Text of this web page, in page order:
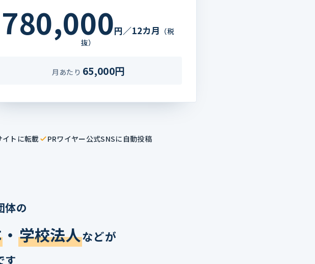
780,000円／12カ月 （税
抜）
月あたり 65,000円
トに転載 PRワイヤー公式SNSに自動投稿
体の
・ 学校法人などが
す